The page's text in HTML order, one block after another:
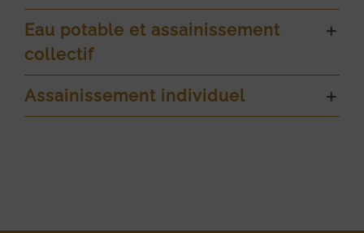
Eau potable et assainissement
collectif
Assainissement individuel